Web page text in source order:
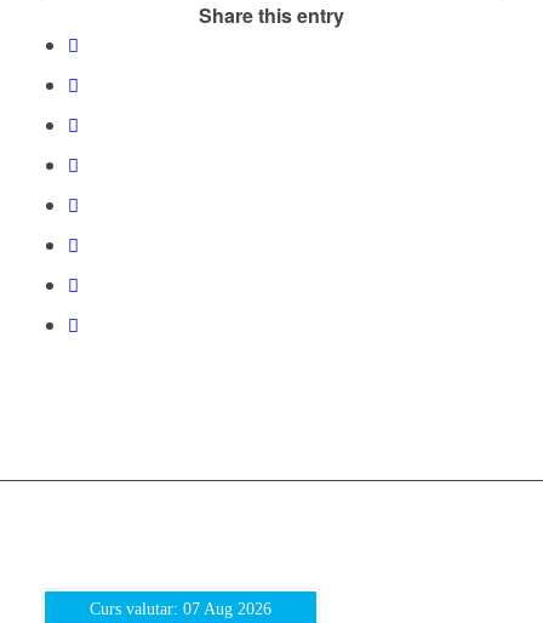
Share this entry
Curs valutar: 07 Aug 2026